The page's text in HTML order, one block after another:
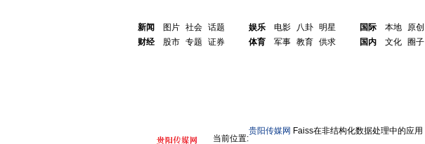
新闻
图片 社会 话题
财经
股市 专题 证券
娱乐 电影 八卦 明星
体育
军事 教育 供求
国际 本地 原创
国内
文化 圈子
当前位置:
贵阳传媒网 Faiss在非结构化数据处理中的应用